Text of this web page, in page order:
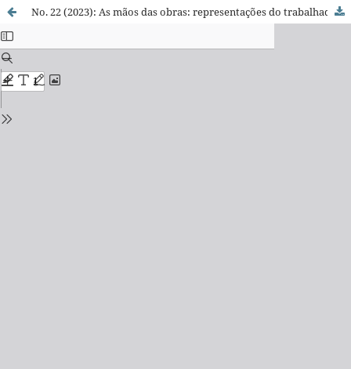
No. 22 (2023): As mãos das obras: representações do trabalhador urbano na literatura brasileira